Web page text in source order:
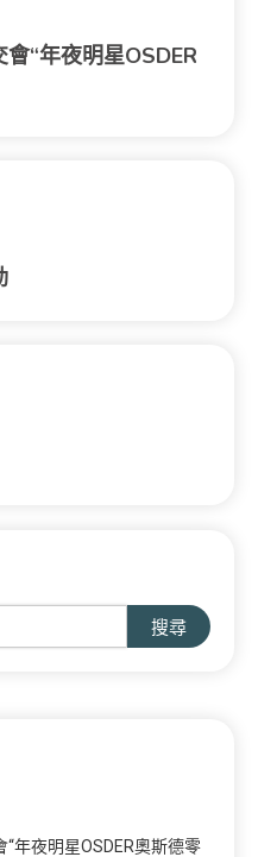
“年夜明星OSDER
搜尋
年夜明星OSDER奧斯德零